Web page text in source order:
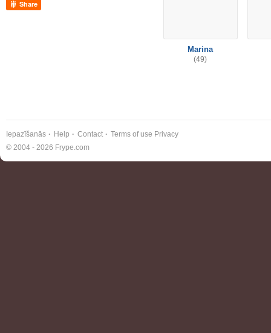
Share
Marina
(49)
Iepazīšanās Help Contact Terms of use Privacy
© 2004 - 2026 Frype.com